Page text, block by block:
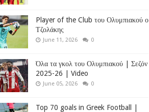
Player of the Club του Ολυμπιακού ο
Τζολάκης
June 11, 2026 0
Όλα τα γκολ του Ολυμπιακού | Σεζόν
2025-26 | Video
June 05, 2026 0
Top 70 goals in Greek Football |